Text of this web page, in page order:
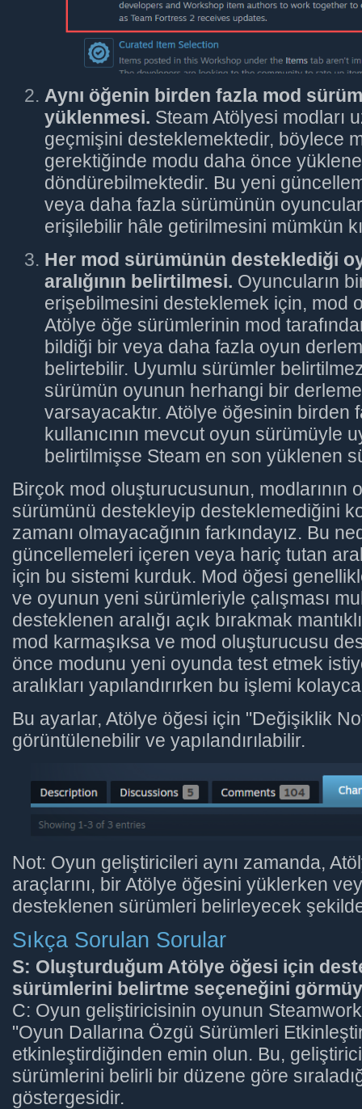
Aynı öğenin birden fazla mod
yüklenmesi. Steam Atölyesi modları
geçmişini desteklemektedir, böylece
gerektiğinde modu daha önce
döndürebilmektedir. Bu yeni
veya daha fazla sürümünün
erişilebilir hâle getirilmesini mümkün
Her mod sürümünün desteklediği
aralığının belirtilmesi. Oyuncuların
erişebilmesini desteklemek için, mod
Atölye öğe sürümlerinin mod
bildiği bir veya daha fazla oyun
belirtebilir. Uyumlu sürümler
sürümün oyunun herhangi bir
varsayacaktır. Atölye öğesinin birden
kullanıcının mevcut oyun sürümüyle
belirtilmişse Steam en son yüklenen
Birçok mod oluşturucusunun, modlarının
sürümünü destekleyip desteklemediğini
zamanı olmayacağının farkındayız. Bu
güncellemeleri içeren veya hariç tutan
için bu sistemi kurduk. Mod öğesi
ve oyunun yeni sürümleriyle çalışması
desteklenen aralığı açık bırakmak
mod karmaşıksa ve mod oluşturucusu
önce modunu yeni oyunda test etmek
aralıkları yapılandırırken bu işlemi
Bu ayarlar, Atölye öğesi için "Değişiklik
görüntülenebilir ve yapılandırılabilir.
Not: Oyun geliştiricileri aynı zamanda,
araçlarını, bir Atölye öğesini yüklerken
desteklenen sürümleri belirleyecek
Sıkça Sorulan Sorular
S: Oluşturduğum Atölye öğesi için
sürümlerini belirtme seçeneğini
C: Oyun geliştiricisinin oyunun
"Oyun Dallarına Özgü Sürümleri
etkinleştirdiğinden emin olun. Bu,
sürümlerini belirli bir düzene göre
göstergesidir.